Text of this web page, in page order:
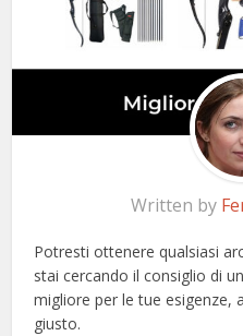
Written by
Potresti ottenere qualsiasi
stai cercando il consiglio di
migliore per le tue esigenze,
giusto.